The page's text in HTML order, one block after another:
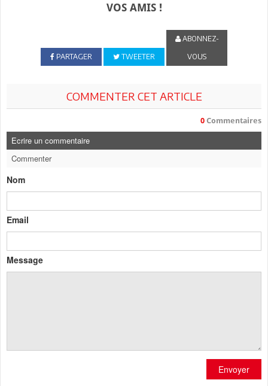
VOS AMIS !
PARTAGER TWEETER
ABONNEZ-
VOUS
COMMENTER CET ARTICLE
0 Commentaires
Ecrire un commentaire
Commenter
Nom
Email
Message
Envoyer